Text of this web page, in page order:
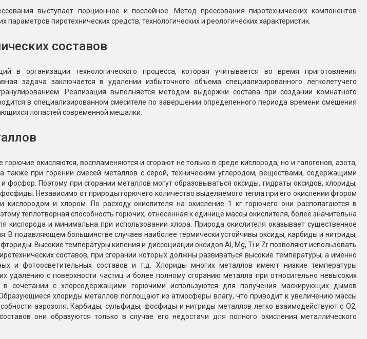
выступает порционное и послойное. Метод прессования пиротехнических компонентов
пиротехнических средств, технологических и реологических характеристик.
составов
в организации технологического процесса, которая учитывается во время приготовления
задача заключается в удалении избыточного объема специализированного легколетучего
Реализация выполняется методом выдержки состава при создании комнатного
в специализированном смесителе по завершении определенного периода времени смешения
лопастей современной мешалки.
окисляются, воспламеняются и сгорают не только в среде кислорода, но и галогенов, азота,
также при горении смесей металлов с серой, техническим углеродом, веществами, содержащими
и фосфор. Поэтому при сгорании металлов могут образовываться оксиды, гидраты оксидов, хлориды,
Независимо от природы горючего количество выделяемого тепла при его окислении фтором
кислородом и хлором. По расходу окислителя на окисление 1 кг горючего они располагаются в
теплотворная способность горючих, отнесенная к единице массы окислителя, более значительна
кислорода и минимальна при использовании хлора. Природа окислителя оказывает существенное
В подавляющем большинстве случаев наиболее термически устойчивы оксиды, карбиды и нитриды,
Высокие температуры кипения и диссоциации оксидов Al, Mg, Ti и Zr позволяют использовать
составов, при сгорании которых должны развиваться высокие температуры, а именно
и фотоосветительных составов и т.д. Хлориды многих металлов имеют низкие температуры
удалению с поверхности частиц и более полному сгоранию металла при относительно невысоких
в сочетании с хлорсодержащими горючими используются для получения маскирующих дымов
хлориды металлов поглощают из атмосферы влагу, что приводит к увеличению массы
аэрозоля. Карбиды, сульфиды, фосфиды и нитриды металлов легко взаимодействуют с О2,
они образуются только в случае его недостачи для полного окисления металлического